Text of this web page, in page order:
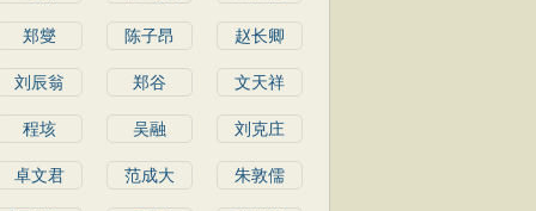
郑燮 陈子昂 赵长卿
刘辰翁 郑谷 文天祥
程垓 吴融 刘克庄
卓文君 范成大 朱敦儒